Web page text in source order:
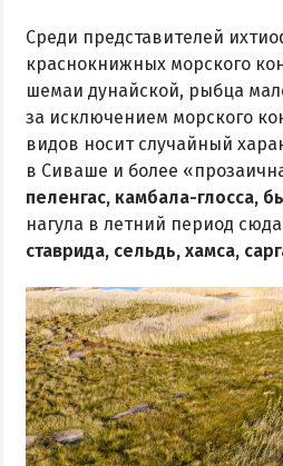
Среди представителей
краснокнижных морского
шемаи дунайской, рыбца
за исключением морского
видов носит случайный
в Сиваше и более
пеленгас, камбала-глосса,
нагула в летний период сюда
ставрида, сельдь, хамса,